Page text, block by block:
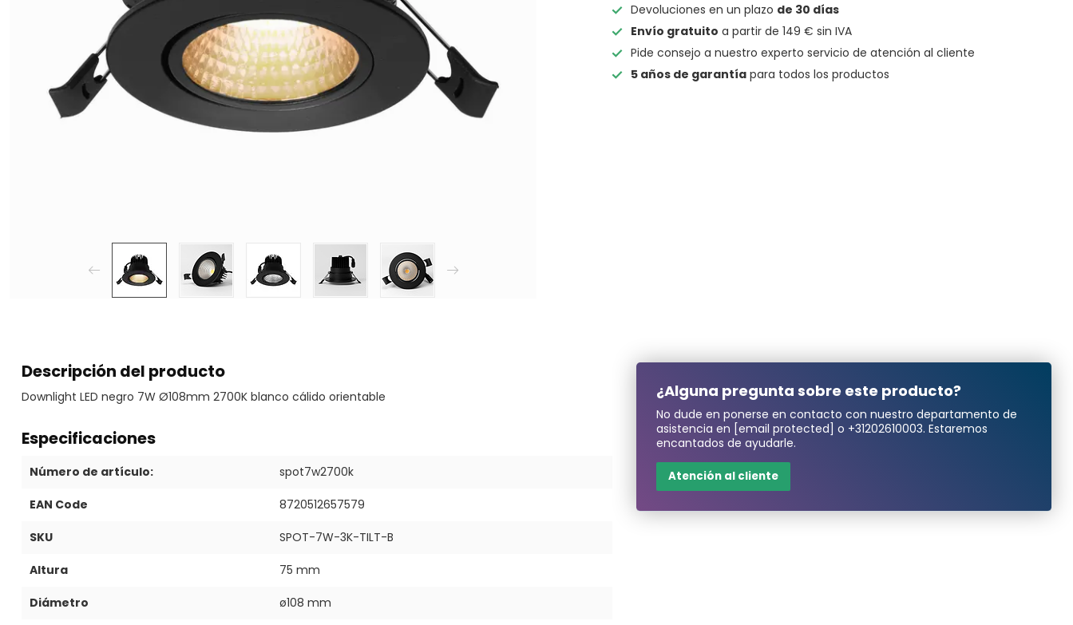
Devoluciones en un plazo de 30 días
Envío gratuito a partir de 149 € sin IVA
Pide consejo a nuestro experto servicio de atención al cliente
5 años de garantía para todos los productos
Descripción del producto
Downlight LED negro 7W Ø108mm 2700K blanco cálido orientable
Especificaciones
Número de artículo: spot7w2700k
EAN Code 8720512657579
SKU SPOT-7W-3K-TILT-B
Altura 75 mm
Diámetro ø108 mm
¿Alguna pregunta sobre este producto?
No dude en ponerse en contacto con nuestro departamento de
asistencia en [email protected] o +31202610003. Estaremos
encantados de ayudarle.
Atención al cliente